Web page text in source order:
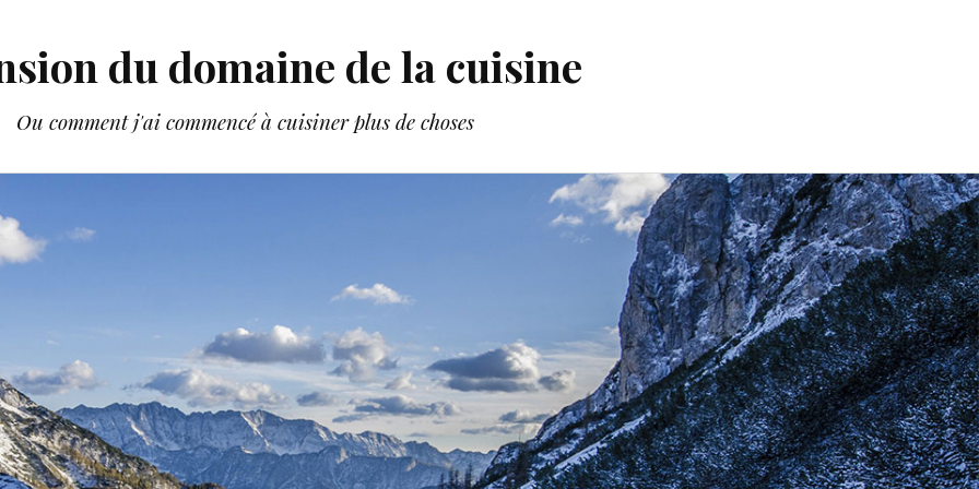
du domaine de la cuisine
Ou comment j'ai commencé à cuisiner plus de choses